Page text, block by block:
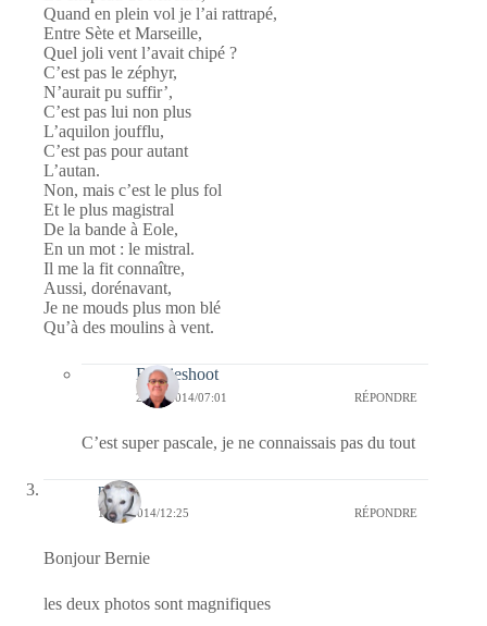
Quand en plein vol je l’ai rattrapé,
Entre Sète et Marseille,
Quel joli vent l’avait chipé ?
C’est pas le zéphyr,
N’aurait pu suffir’,
C’est pas lui non plus
L’aquilon joufflu,
C’est pas pour autant
L’autan.
Non, mais c’est le plus fol
Et le plus magistral
De la bande à Eole,
En un mot : le mistral.
Il me la fit connaître,
Aussi, dorénavant,
Je ne mouds plus mon blé
Qu’à des moulins à vent.
Bernieshoot
20/10/2014/07:01 RÉPONDRE
C’est super pascale, je ne connaissais pas du tout
nays
19/10/2014/12:25 RÉPONDRE
Bonjour Bernie
les deux photos sont magnifiques